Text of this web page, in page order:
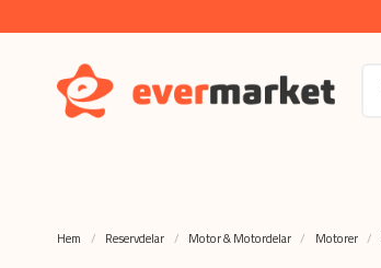
Hem Reservdelar Motor & Motordelar Motorer